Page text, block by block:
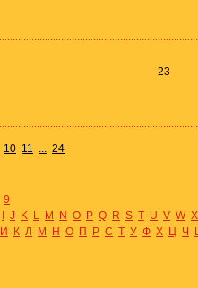
23
10 11 24
9
I J K L M N O P Q R S T U V W X
И К Л М Н О П Р С Т У Ф Х Ц Ч